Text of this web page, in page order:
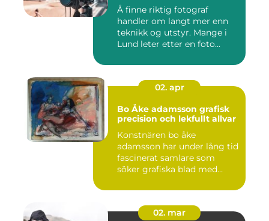
Å finne riktig fotograf
handler om langt mer enn
teknikk og utstyr. Mange i
Lund leter etter en foto...
02. apr
Bo Åke adamsson grafisk
precision och lekfullt allvar
Konstnären bo åke
adamsson har under lång tid
fascinerat samlare som
söker grafiska blad med
02. mar